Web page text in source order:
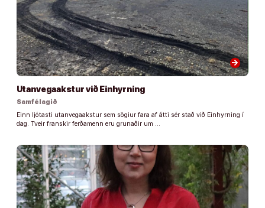
arrow_forward
Utanvegaakstur við Einhyrning
Samfélagið
Einn ljótasti utanvegaakstur sem sögiur fara af átti sér stað við Einhyrning í
dag. Tveir franskir ferðamenn eru grunaðir um …